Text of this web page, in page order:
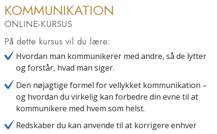
KOMMUNIKATION
ONLINE-KURSUS
På dette kursus vil du lære:
Hvordan man kommunikerer med andre, så de lytter
og forstår, hvad man siger.
Den nøjagtige formel for vellykket kommunikation –
og hvordan du virkelig kan forbedre din evne til at
kommunikere med hvem som helst.
Redskaber du kan anvende til at korrigere enhver